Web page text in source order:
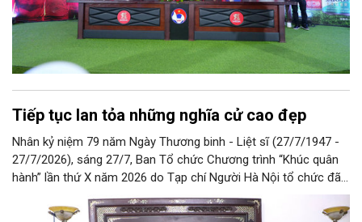
Tiếp tục lan tỏa những nghĩa cử cao đẹp
Nhân kỷ niệm 79 năm Ngày Thương binh - Liệt sĩ (27/7/1947 -
27/7/2026), sáng 27/7, Ban Tổ chức Chương trình “Khúc quân
hành” lần thứ X năm 2026 do Tạp chí Người Hà Nội tổ chức đã
đến thăm hỏi, tri ân và trao tặng quà cho các thương binh, gia
đình liệt sỹ trong cuộc khánh chiến chống Pháp, chống Mỹ.